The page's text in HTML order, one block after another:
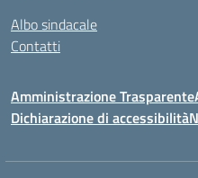
Albo sindacale
Contatti
Amministrazione Trasparente
Dichiarazione di accessibilità